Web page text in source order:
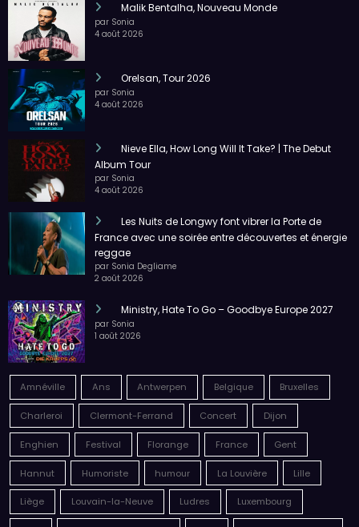
Malik Bentalha, Nouveau Monde
par Sonia
4 août 2026
Orelsan, Tour 2026
par Sonia
4 août 2026
Nieve Ella, How Long Will It Take? | The Debut
Album Tour
par Sonia
4 août 2026
Les Nuits de Longwy font vibrer la Porte de
France avec une soirée entre découvertes et énergie
reggae
par Sonia Degliame
2 août 2026
Ministry, Hate To Go – Goodbye Europe 2027
par Sonia
1 août 2026
Amnéville Ans Antwerpen Belgique Bruxelles
Charleroi Clermont-Ferrand Concert Dijon
Enghien Festival Florange France Gent
Hannut Humoriste humour La Louvière Lille
Liège Louvain-la-Neuve Ludres Luxembourg